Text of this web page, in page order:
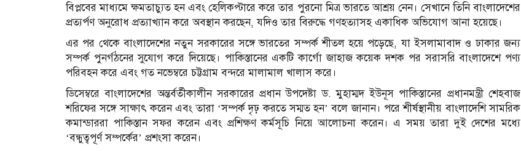
বিপ্লবের মাধ্যমে ক্ষমতাচ্যুত হন এবং হেলিকপ্টারে করে তার পুরনো মিত্র ভারতে আশ্রয় নেন। সেখানে তিনি বাংলাদেশের
প্রত্যর্পণ অনুরোধ প্রত্যাখ্যান করে অবস্থান করছেন, যদিও তার বিরুদ্ধে গণহত্যাসহ একাধিক অভিযোগ আনা হয়েছে।
এর পর থেকে বাংলাদেশের নতুন সরকারের সঙ্গে ভারতের সম্পর্ক শীতল হয়ে পড়েছে, যা ইসলামাবাদ ও ঢাকার জন্য
সম্পর্ক পুনর্গঠনের সুযোগ করে দিয়েছে। পাকিস্তানের একটি কার্গো জাহাজ কয়েক দশক পর সরাসরি বাংলাদেশে পণ্য
পরিবহন করে এবং গত নভেম্বরে চট্টগ্রাম বন্দরে মালামাল খালাস করে।
ডিসেম্বরে বাংলাদেশের অন্তর্বর্তীকালীন সরকারের প্রধান উপদেষ্টা ড. মুহাম্মদ ইউনূস পাকিস্তানের প্রধানমন্ত্রী শেহবাজ
শরিফের সঙ্গে সাক্ষাৎ করেন এবং তারা ‘সম্পর্ক দৃঢ় করতে সম্মত হন’ বলে জানান। পরে শীর্ষস্থানীয় বাংলাদেশি সামরিক
কমান্ডাররা পাকিস্তান সফর করেন এবং প্রশিক্ষণ কর্মসূচি নিয়ে আলোচনা করেন। এ সময় তারা দুই দেশের মধ্যে
‘বন্ধুত্বপূর্ণ সম্পর্কের’ প্রশংসা করেন।